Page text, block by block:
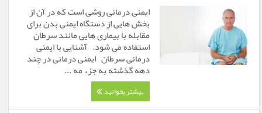
ایمنی درمانی روشی است که در آن از
بخش هایی از دستگاه ایمنی بدن برای
مقابله با بیماری هایی مانند سرطان
استفاده می شود. آشنایی با ایمنی
درمانی سرطان ایمنی درمانی در چند
دهه گذشته به جزء مه ...
بیشتر بخوانید